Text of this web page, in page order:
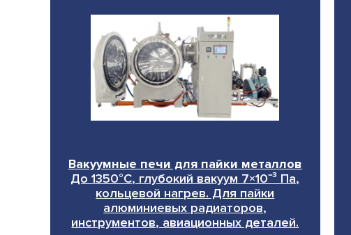
Вакуумные печи для пайки металлов
До 1350°C, глубокий вакуум 7×10⁻³ Па,
кольцевой нагрев. Для пайки
алюминиевых радиаторов,
инструментов, авиационных деталей.